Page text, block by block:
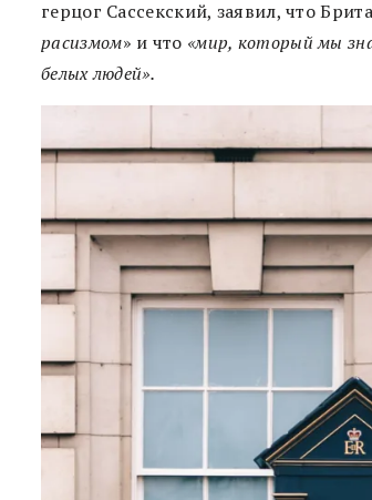
герцог Сассекский, заявил, что
расизмом» и что «мир, который мы
белых людей».